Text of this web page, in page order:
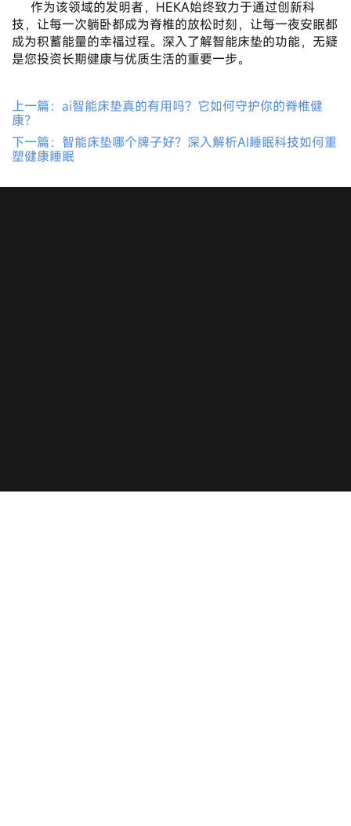
技，让每一次躺卧都成为脊椎的放松时刻，让每一夜安眠都
成为积蓄能量的幸福过程。深入了解智能床垫的功能，无疑
是您投资长期健康与优质生活的重要一步。
上一篇：ai智能床垫真的有用吗？它如何守护你的脊椎健
康？
下一篇：智能床垫哪个牌子好？深入解析AI睡眠科技如何重
塑健康睡眠